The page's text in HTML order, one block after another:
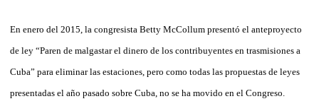
En enero del 2015, la congresista Betty McCollum presentó el anteproyecto
de ley “Paren de malgastar el dinero de los contribuyentes en trasmisiones a
Cuba” para eliminar las estaciones, pero como todas las propuestas de leyes
presentadas el año pasado sobre Cuba, no se ha movido en el Congreso.